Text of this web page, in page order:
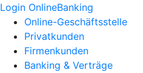
Login OnlineBanking
Online-Geschäftsstelle
Privatkunden
Firmenkunden
Banking & Verträge